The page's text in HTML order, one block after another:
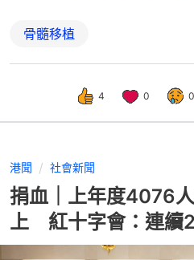
骨髓移植
4 0 0
港聞 社會新聞
捐血｜上年度4076
上 紅十字會：連續